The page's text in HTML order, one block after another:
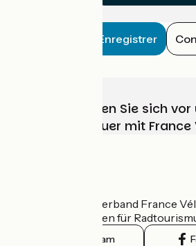
Enregistrer
Wählen, bereiten Sie sich
Ihr Radabenteuer mit
Der nationale Verband France
offizielle Leitfaden für
Instagram